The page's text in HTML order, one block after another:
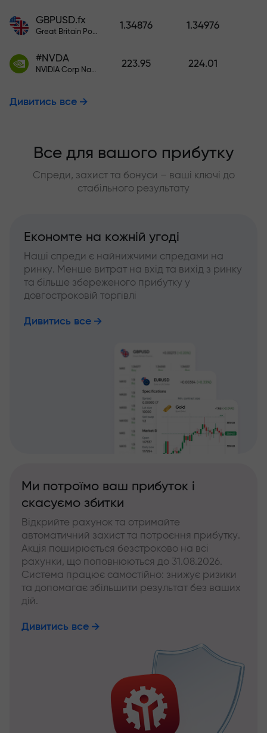
GBPUSD.fx
Great Britain Pound vs US Dollar
1.34876 1.34976
#NVDA
NVIDIA Corp Nasdaq Stock Exchange (Nasdaq) USD
223.95 224.01
Дивитись все
Все для вашого прибутку
Спреди, захист та бонуси – ваші ключі до
стабільного результату
Економте на кожній угоді
Наші спреди є найнижчими спредами на
ринку. Менше витрат на вхід та вихід з ринку
та більше збереженого прибутку у
довгостроковій торгівлі
Дивитись все
Ми потроїмо ваш прибуток і
скасуємо збитки
Відкрийте рахунок та отримайте
автоматичний захист та потроєння прибутку.
Акція поширюється безстроково на всі
рахунки, що поповнюються до 31.08.2026.
Система працює самостійно: знижує ризики
та допомагає збільшити результат без ваших
дій.
Дивитись все